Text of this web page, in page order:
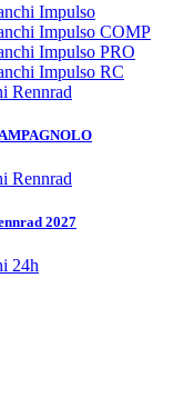
Impulso
Impulso COMP
Impulso PRO
Impulso RC
2027